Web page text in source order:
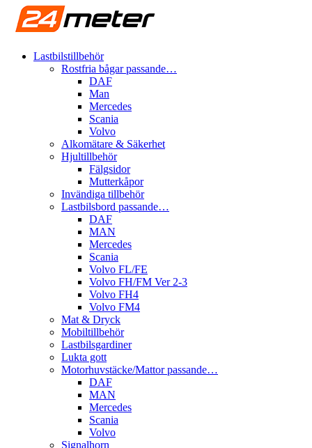
Lastbilstillbehör
Rostfria bågar passande…
DAF
Man
Mercedes
Scania
Volvo
Alkomätare & Säkerhet
Hjultillbehör
Fälgsidor
Mutterkåpor
Invändiga tillbehör
Lastbilsbord passande…
DAF
MAN
Mercedes
Scania
Volvo FL/FE
Volvo FH/FM Ver 2-3
Volvo FH4
Volvo FM4
Mat & Dryck
Mobiltillbehör
Lastbilsgardiner
Lukta gott
Motorhuvstäcke/Mattor passande…
DAF
MAN
Mercedes
Scania
Volvo
Signalhorn